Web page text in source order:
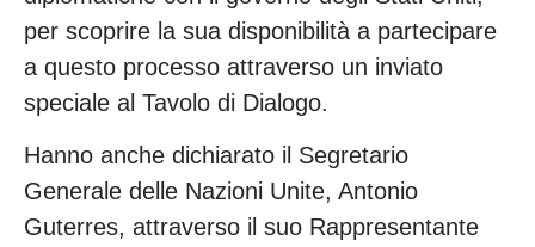
per scoprire la sua disponibilità a partecipare
a questo processo attraverso un inviato
speciale al Tavolo di Dialogo.
Hanno anche dichiarato il Segretario
Generale delle Nazioni Unite, Antonio
Guterres, attraverso il suo Rappresentante